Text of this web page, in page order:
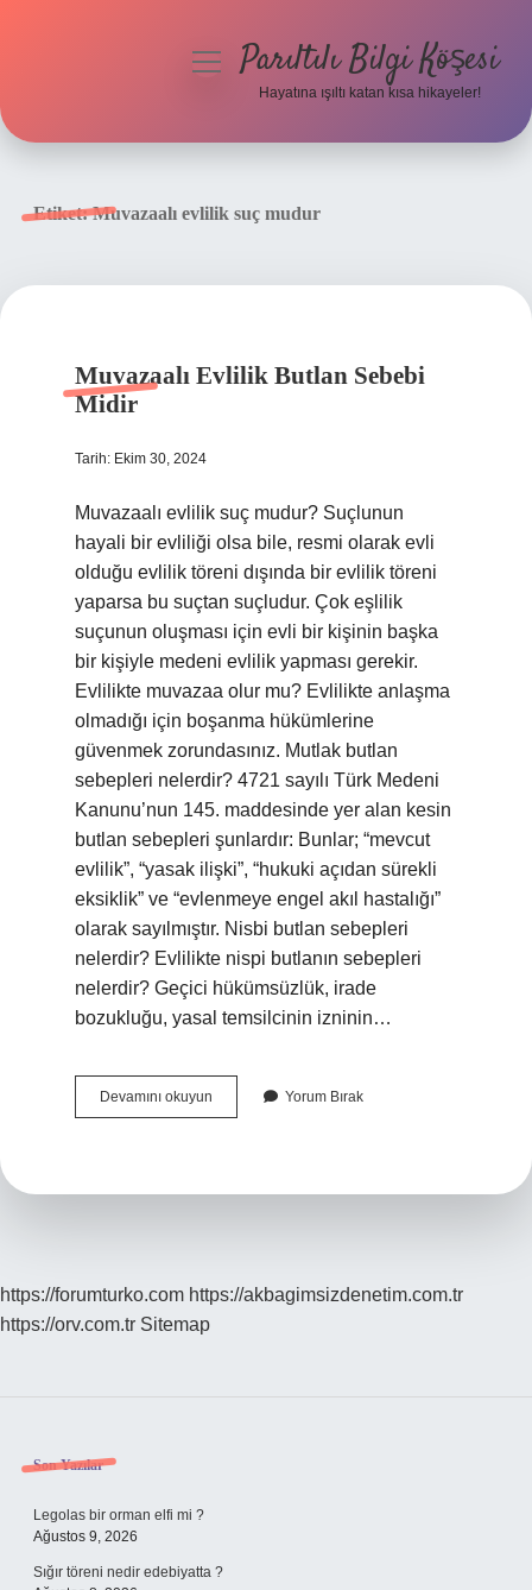
menüyüParıltılı Bilgi Köşesi
Hayatına ışıltı katan kısa hikayeler!
Etiket:Muvazaalı evlilik suç mudur
Muvazaalı Evlilik Butlan Sebebi
Midir
Tarih: Ekim 30, 2024
Muvazaalı evlilik suç mudur? Suçlunun
hayali bir evliliği olsa bile, resmi olarak evli
olduğu evlilik töreni dışında bir evlilik töreni
yaparsa bu suçtan suçludur. Çok eşlilik
suçunun oluşması için evli bir kişinin başka
bir kişiyle medeni evlilik yapması gerekir.
Evlilikte muvazaa olur mu? Evlilikte anlaşma
olmadığı için boşanma hükümlerine
güvenmek zorundasınız. Mutlak butlan
sebepleri nelerdir? 4721 sayılı Türk Medeni
Kanunu’nun 145. maddesinde yer alan kesin
butlan sebepleri şunlardır: Bunlar; “mevcut
evlilik”, “yasak ilişki”, “hukuki açıdan sürekli
eksiklik” ve “evlenmeye engel akıl hastalığı”
olarak sayılmıştır. Nisbi butlan sebepleri
nelerdir? Evlilikte nispi butlanın sebepleri
nelerdir? Geçici hükümsüzlük, irade
bozukluğu, yasal temsilcinin izninin…
Devamını okuyun Muvazaalı
Evlilik
Yorum Bırak
https://forumturko.com https://akbagimsizdenetim.com.tr
https://orv.com.tr Sitemap
Sidebar
Son Yazılar
Legolas bir orman elfi mi ?
Ağustos 9, 2026
Sığır töreni nedir edebiyatta ?